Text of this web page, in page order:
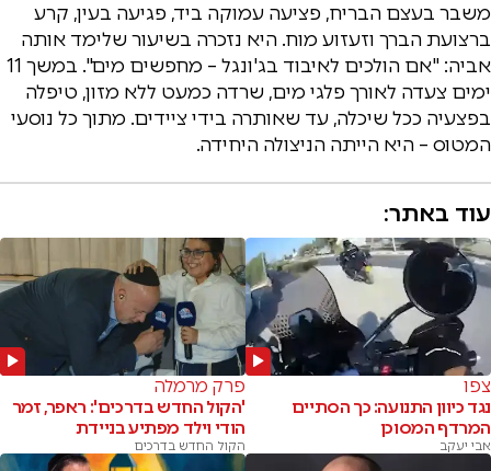
משבר בעצם הבריח, פציעה עמוקה ביד, פגיעה בעין, קרע
ברצועת הברך וזעזוע מוח. היא נזכרה בשיעור שלימד אותה
אביה: "אם הולכים לאיבוד בג'ונגל – מחפשים מים". במשך 11
ימים צעדה לאורך פלגי מים, שרדה כמעט ללא מזון, טיפלה
בפצעיה ככל שיכלה, עד שאותרה בידי ציידים. מתוך כל נוסעי
המטוס – היא הייתה הניצולה היחידה.
עוד באתר:
צפו
נגד כיוון התנועה: כך הסתיים
המרדף המסוכן
אבי יעקב
פרק מרמלה
'הקול החדש בדרכים': ראפר, זמר
הודי וילד מפתיע בניידת
הקול החדש בדרכים